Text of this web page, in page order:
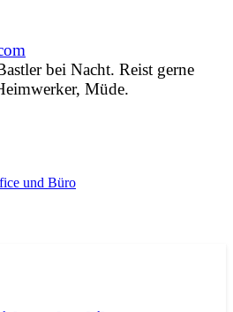
bei Nacht. Reist gerne
Müde.
und Büro